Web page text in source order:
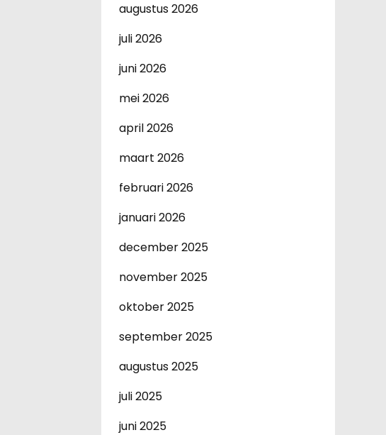
augustus 2026
juli 2026
juni 2026
mei 2026
april 2026
maart 2026
februari 2026
januari 2026
december 2025
november 2025
oktober 2025
september 2025
augustus 2025
juli 2025
juni 2025